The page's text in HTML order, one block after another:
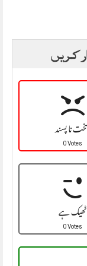
کریں
نا پسند
0 Votes
ٹھیک ہے
0 Votes